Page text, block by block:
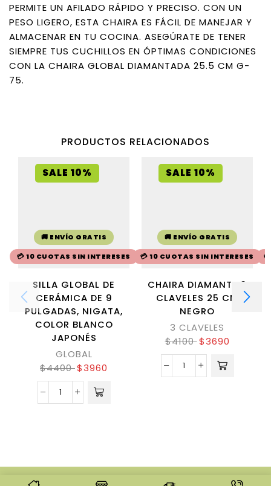
PERMITE UN AFILADO RÁPIDO Y PRECISO. CON UN
PESO LIGERO, ESTA CHAIRA ES FÁCIL DE MANEJAR Y
ALMACENAR EN TU COCINA. ASEGÚRATE DE TENER
SIEMPRE TUS CUCHILLOS EN ÓPTIMAS CONDICIONES
CON LA CHAIRA GLOBAL DIAMANTADA 25.5 CM G-
75.
PRODUCTOS RELACIONADOS
SALE 10%
🚚 ENVÍO GRATIS
💳 10 CUOTAS SIN INTERESES
SILLA GLOBAL DE
CERÁMICA DE 9
PULGADAS, NIGATA,
COLOR BLANCO
JAPONÉS
GLOBAL
$4400 $3960
SALE 10%
🚚 ENVÍO GRATIS
💳 10 CUOTAS SIN INTERESES
CHAIRA DIAMANTE 3
CLAVELES 25 CM
NEGRO
3 CLAVELES
$4100 $3690
© CREATED BY - POWER ELITE